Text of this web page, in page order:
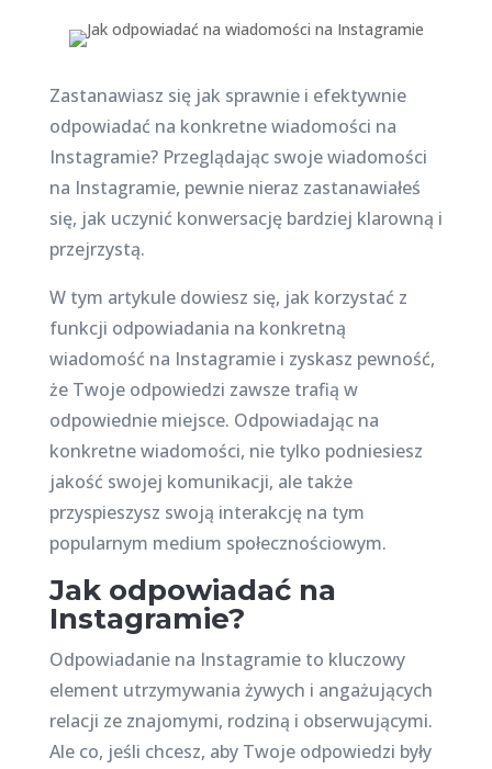
Zastanawiasz się jak sprawnie i efektywnie
odpowiadać na konkretne wiadomości na
Instagramie? Przeglądając swoje wiadomości
na Instagramie, pewnie nieraz zastanawiałeś
się, jak uczynić konwersację bardziej klarowną i
przejrzystą.
W tym artykule dowiesz się, jak korzystać z
funkcji odpowiadania na konkretną
wiadomość na Instagramie i zyskasz pewność,
że Twoje odpowiedzi zawsze trafią w
odpowiednie miejsce. Odpowiadając na
konkretne wiadomości, nie tylko podniesiesz
jakość swojej komunikacji, ale także
przyspieszysz swoją interakcję na tym
popularnym medium społecznościowym.
Jak odpowiadać na
Instagramie?
Odpowiadanie na Instagramie to kluczowy
element utrzymywania żywych i angażujących
relacji ze znajomymi, rodziną i obserwującymi.
Ale co, jeśli chcesz, aby Twoje odpowiedzi były